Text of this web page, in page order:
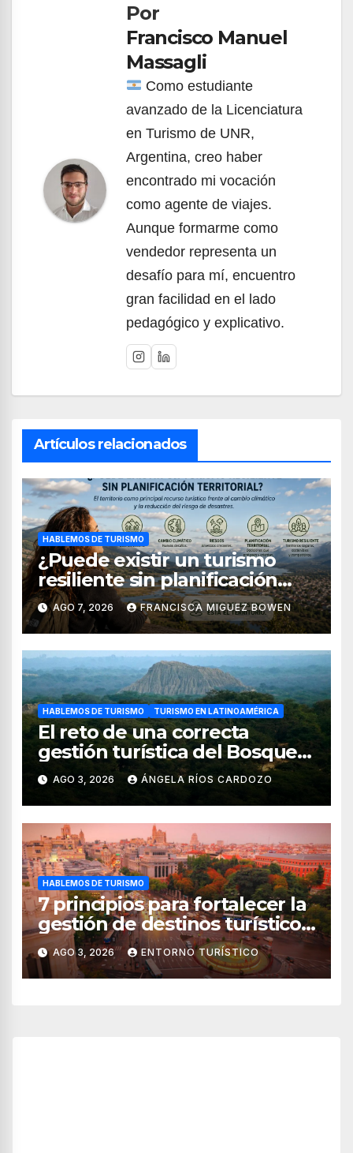
entradasPor
Francisco Manuel
Massagli
Como estudiante
avanzado de la Licenciatura
en Turismo de UNR,
Argentina, creo haber
encontrado mi vocación
como agente de viajes.
Aunque formarme como
vendedor representa un
desafío para mí, encuentro
gran facilidad en el lado
pedagógico y explicativo.
Artículos relacionados
HABLEMOS DE TURISMO
¿Puede existir un turismo
resiliente sin planificación
territorial?
AGO 7, 2026 FRANCISCA MIGUEZ BOWEN
HABLEMOS DE TURISMO TURISMO EN LATINOAMÉRICA
El reto de una correcta
gestión turística del Bosque
de Pomac (en Perú)
AGO 3, 2026 ÁNGELA RÍOS CARDOZO
HABLEMOS DE TURISMO
7 principios para fortalecer la
gestión de destinos turísticos,
según el WTTC
AGO 3, 2026 ENTORNO TURÍSTICO